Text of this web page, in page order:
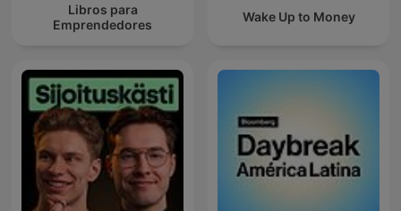
Libros para
Emprendedores
Wake Up to Money